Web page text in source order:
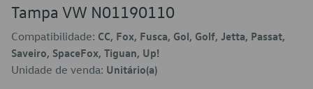
Tampa VW N01190110
Compatibilidade: CC, Fox, Fusca, Gol, Golf, Jetta, Passat,
Saveiro, SpaceFox, Tiguan, Up!
Unidade de venda: Unitário(a)